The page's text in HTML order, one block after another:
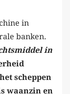
in
banken.
in
scheppen
waanzin en